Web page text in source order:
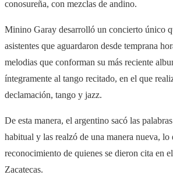
conosureña, con mezclas de andino.
Minino Garay desarrolló un concierto único
asistentes que aguardaron desde temprana
melodias que conforman su más reciente
íntegramente al tango recitado, en el que
declamación, tango y jazz.
De esta manera, el argentino sacó las
habitual y las realzó de una manera nueva, lo
reconocimiento de quienes se dieron cita en
Zacatecas.